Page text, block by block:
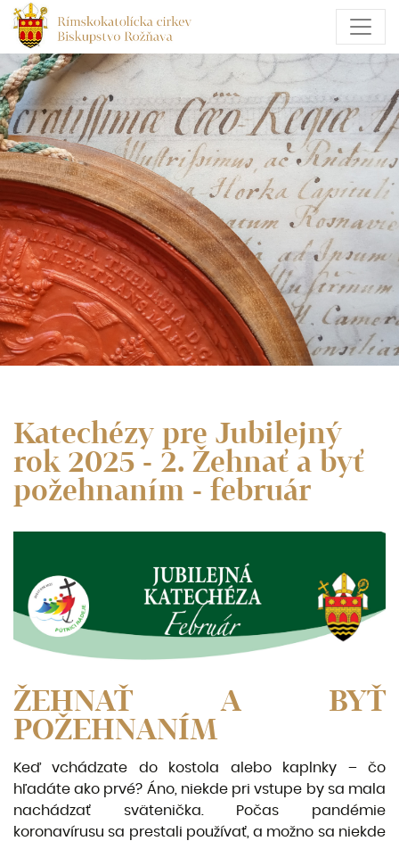
Katechézy pre Jubilejný
rok 2025 - 2. Žehnať a byť
požehnaním - február
ŽEHNAŤ A BYŤ
POŽEHNANÍM
Keď vchádzate do kostola alebo kaplnky – čo
hľadáte ako prvé? Áno, niekde pri vstupe by sa mala
na­chádzať svätenička. Počas pandémie
koronavírusu sa prestali používať, a možno sa niekde